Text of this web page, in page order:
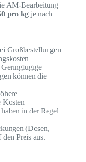
AM-Bearbeitung
pro kgje nach
Großbestellungen
Geringfügige
können die
Kosten
in der Regel
(Dosen,
Preis aus.